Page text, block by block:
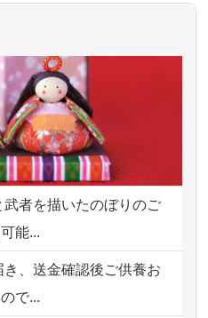
方からお申込み
方からお申込み
方からお申込み
方からお申込み
方からお申込み
方からお申込み
料金や送り方等）がとて
させていただきまし
たお人形をきちんと供養
可愛がってきた七段飾り
武者を描いたのぼりのご
能...
、送金確認後ご供養お
で...